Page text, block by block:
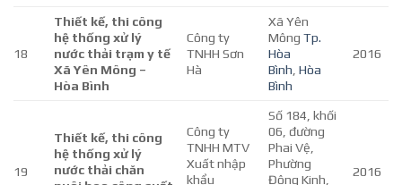
18
Thiết kế, thi công
hệ thống xử lý
nước thải trạm y tế
Xã Yên Mông –
Hòa Bình
Công ty
TNHH Sơn
Hà
Xã Yên
MôngTp.
Hòa
Bình ,Hòa
Bình
2016
19
Thiết kế, thi công
hệ thống xử lý
nước thải chăn
Công ty
TNHH MTV
Xuất nhập
khẩu
Số 184, khối
06, đường
Phai Vệ,
Phường
Đông Kinh,
2016